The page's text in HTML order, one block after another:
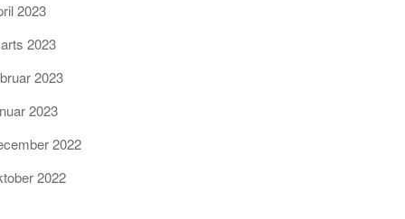
2023
2023
2023
2023
2022
2022